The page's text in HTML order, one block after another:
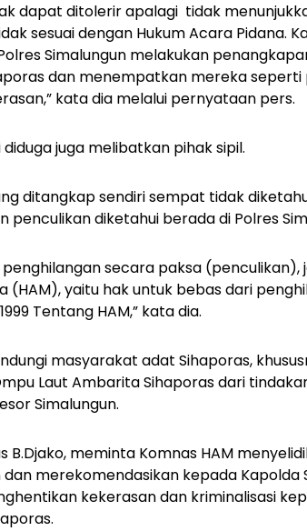
dapat ditolerir apalagi tidak
sesuai dengan Hukum Acara Pidana.
Simalungun melakukan
dan menempatkan mereka
kata dia melalui pernyataan pers.
juga melibatkan pihak sipil.
ditangkap sendiri sempat tidak
penculikan diketahui berada di Polres
secara paksa (penculikan),
(HAM), yaitu hak untuk bebas dari
Tentang HAM,” kata dia.
masyarakat adat Sihaporas,
Laut Ambarita Sihaporas dari
Simalungun.
B.Djako, meminta Komnas HAM
merekomendasikan kepada
kekerasan dan kriminalisasi